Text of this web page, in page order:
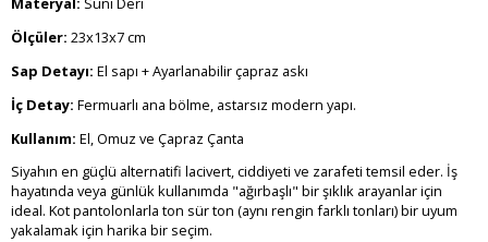
Ölçüler: 23x13x7 cm
Sap Detayı: El sapı + Ayarlanabilir çapraz askı
İç Detay: Fermuarlı ana bölme, astarsız modern yapı.
Kullanım: El, Omuz ve Çapraz Çanta
Siyahın en güçlü alternatifi lacivert, ciddiyeti ve zarafeti temsil eder. İş
hayatında veya günlük kullanımda "ağırbaşlı" bir şıklık arayanlar için
ideal. Kot pantolonlarla ton sür ton (aynı rengin farklı tonları) bir uyum
yakalamak için harika bir seçim.